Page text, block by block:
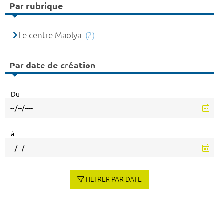
Par rubrique
Le centre Maolya (2)
Par date de création
Du
à
FILTRER PAR DATE